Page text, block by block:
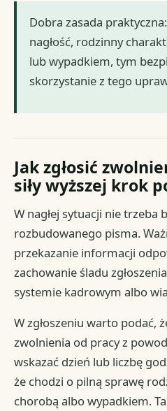
Dobra zasada
nagłość, rodzinny
lub wypadkiem, tym
skorzystanie z tego
Jak zgłosić
siły wyższej krok
W nagłej sytuacji nie trzeba
rozbudowanego pisma.
przekazanie informacji
zachowanie śladu
systemie kadrowym albo
W zgłoszeniu warto podać,
zwolnienia od pracy z
wskazać dzień lub liczbę
że chodzi o pilną sprawę
chorobą albo wypadkiem.